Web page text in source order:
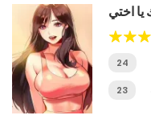
يا اختي
24
23